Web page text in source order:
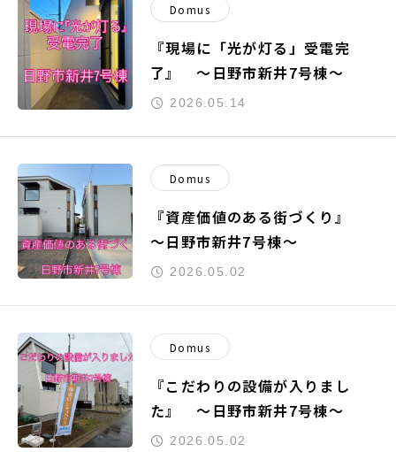
Domus
『現場に「光が灯る」受電完
了』 ～日野市新井7号棟～
2026.05.14
Domus
『資産価値のある街づくり』
～日野市新井7号棟～
2026.05.02
Domus
『こだわりの設備が入りまし
た』 ～日野市新井7号棟～
2026.05.02